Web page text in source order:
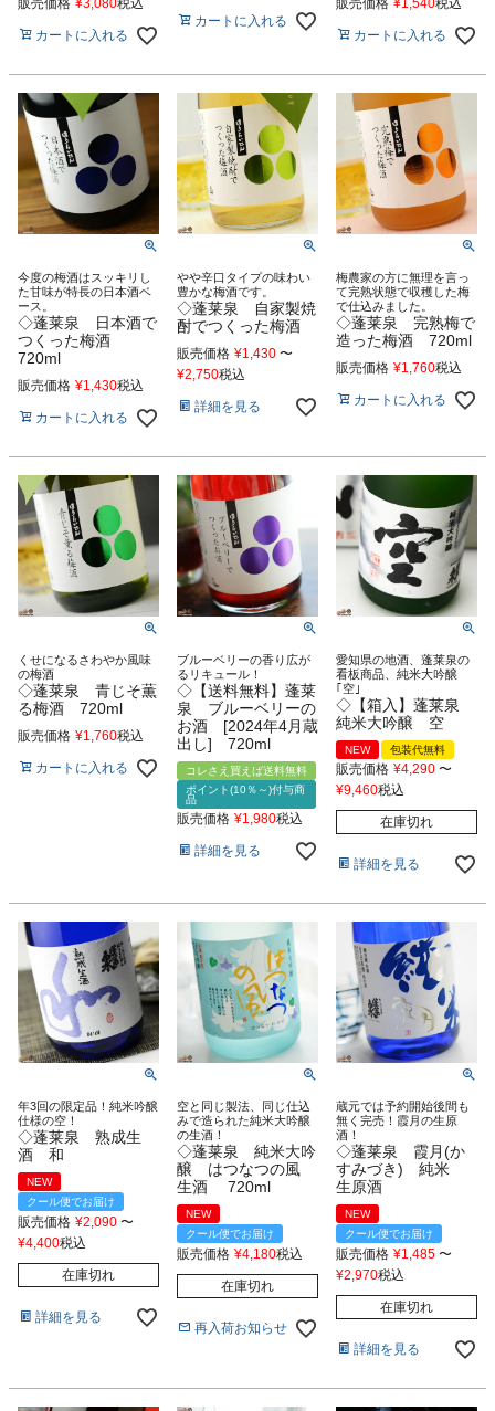
販売価格 ¥3,080税込
カートに入れる
カートに入れる
販売価格 ¥1,540税込
カートに入れる
今度の梅酒はスッキリし
た甘味が特長の日本酒ベ
ース。
◇蓬莱泉 日本酒で
つくった梅酒
720ml
販売価格 ¥1,430税込
カートに入れる
やや辛口タイプの味わい
豊かな梅酒です。
◇蓬莱泉 自家製焼
酎でつくった梅酒
販売価格 ¥1,430 〜
¥2,750税込
詳細を見る
梅農家の方に無理を言っ
て完熟状態で収穫した梅
で仕込みました。
◇蓬莱泉 完熟梅で
造った梅酒 720ml
販売価格 ¥1,760税込
カートに入れる
くせになるさわやか風味
の梅酒
◇蓬莱泉 青じそ薫
る梅酒 720ml
販売価格 ¥1,760税込
カートに入れる
ブルーベリーの香り広が
るリキュール！
◇【送料無料】蓬莱
泉 ブルーベリーの
お酒 [2024年4月蔵
出し] 720ml
コレさえ買えば送料無料
ポイント(10％～)付与商
品
販売価格 ¥1,980税込
詳細を見る
愛知県の地酒、蓬莱泉の
看板商品、純米大吟醸
｢空｣
◇【箱入】蓬莱泉
純米大吟醸 空
NEW 包装代無料
販売価格 ¥4,290 〜
¥9,460税込
在庫切れ
詳細を見る
年3回の限定品！純米吟醸
仕様の空！
◇蓬莱泉 熟成生
酒 和
NEW
クール便でお届け
販売価格 ¥2,090 〜
¥4,400税込
在庫切れ
詳細を見る
空と同じ製法、同じ仕込
みで造られた純米大吟醸
の生酒！
◇蓬莱泉 純米大吟
醸 はつなつの風
生酒 720ml
NEW
クール便でお届け
販売価格 ¥4,180税込
在庫切れ
再入荷お知らせ
蔵元では予約開始後間も
無く完売！霞月の生原
酒！
◇蓬莱泉 霞月(か
すみづき) 純米
生原酒
NEW
クール便でお届け
販売価格 ¥1,485 〜
¥2,970税込
在庫切れ
詳細を見る